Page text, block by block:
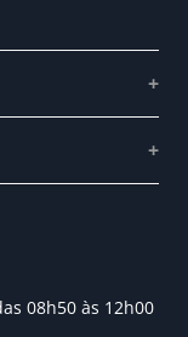
+
+
08h50 às 12h00